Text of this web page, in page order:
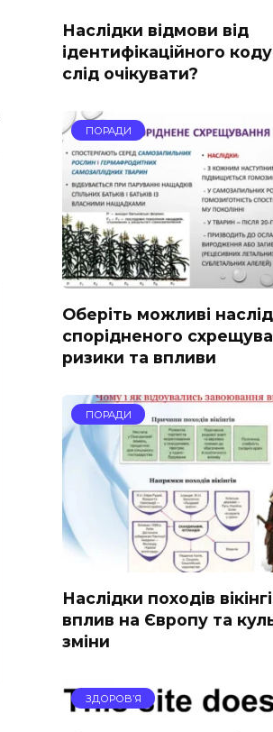
Наслідки відмови від
ідентифікаційного
слід очікувати?
ПОРАДИ
Оберіть можливі
спорідненого
ризики та впливи
ПОРАДИ
Наслідки походів
вплив на Європу та
зміни
ЗДОРОВ’Я